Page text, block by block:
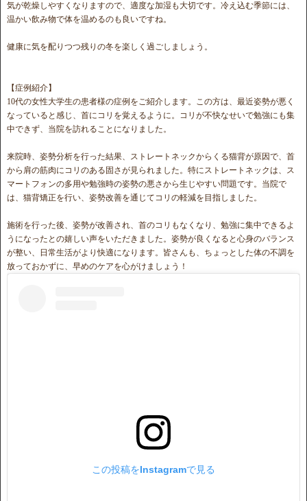
気が乾燥しやすくなりますので、適度な加湿も大切です。冷え込む季節には、
温かい飲み物で体を温めるのも良いですね。
健康に気を配りつつ残りの冬を楽しく過ごしましょう。
【症例紹介】
10代の女性大学生の患者様の症例をご紹介します。この方は、最近姿勢が悪く
なっていると感じ、首にコリを覚えるように。コリが不快なせいで勉強にも集
中できず、当院を訪れることになりました。
来院時、姿勢分析を行った結果、ストレートネックからくる猫背が原因で、首
から肩の筋肉にコリのある固さが見られました。特にストレートネックは、ス
マートフォンの多用や勉強時の姿勢の悪さから生じやすい問題です。当院で
は、猫背矯正を行い、姿勢改善を通じてコリの軽減を目指しました。
施術を行った後、姿勢が改善され、首のコリもなくなり、勉強に集中できるよ
うになったとの嬉しい声をいただきました。姿勢が良くなると心身のバランス
が整い、日常生活がより快適になります。皆さんも、ちょっとした体の不調を
放っておかずに、早めのケアを心がけましょう！
この投稿をInstagramで見る